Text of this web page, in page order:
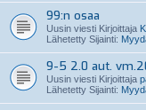
99:n osaa
Uusin viesti Kirjoittaja
Lähetetty Sijainti:
9-5 2.0 aut.
Uusin viesti Kirjoittaja
Lähetetty Sijainti: